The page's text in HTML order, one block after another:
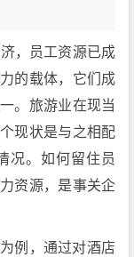
，员工资源已成
的载体，它们成
。旅游业在现当
现状是与之相配
况。如何留住员
资源，是事关企
例，通过对酒店